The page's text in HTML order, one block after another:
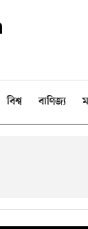
বিশ্ব বাণিজ্য